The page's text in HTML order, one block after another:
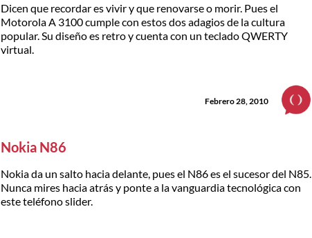
Dicen que recordar es vivir y que renovarse o morir. Pues el
Motorola A 3100 cumple con estos dos adagios de la cultura
popular. Su diseño es retro y cuenta con un teclado QWERTY
virtual.
Febrero 28, 2010
Nokia N86
Nokia da un salto hacia delante, pues el N86 es el sucesor del N85.
Nunca mires hacia atrás y ponte a la vanguardia tecnológica con
este teléfono slider.